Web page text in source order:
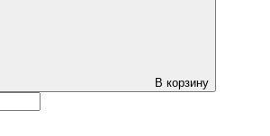
В корзину